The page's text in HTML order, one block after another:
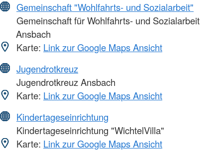
Gemeinschaft "Wohlfahrts- und Sozialarbeit"
Gemeinschaft für Wohlfahrts- und Sozialarbeit
Ansbach
Karte: Link zur Google Maps Ansicht
Jugendrotkreuz
Jugendrotkreuz Ansbach
Karte: Link zur Google Maps Ansicht
Kindertageseinrichtung
Kindertageseinrichtung "WichtelVilla"
Karte: Link zur Google Maps Ansicht